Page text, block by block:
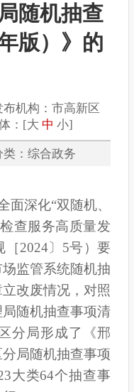
随机抽查
版）》的
机构：市高新区
：[大 中 小]
类：综合政务
深化“双随机、
查服务高质量发
2024〕5号）要
监管系统随机抽
改废情况，对照
随机抽查事项清
分局形成了《邢
局随机抽查事项
大类64个抽查事